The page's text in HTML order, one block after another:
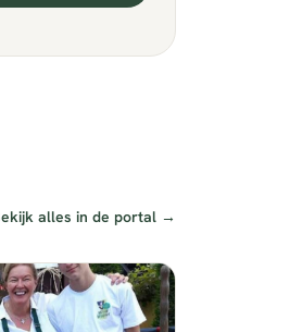
alles in de portal →